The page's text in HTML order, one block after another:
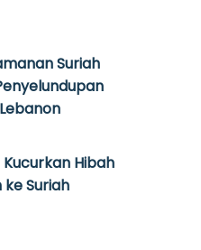
Suriah
Kucurkan Hibah
ke Suriah